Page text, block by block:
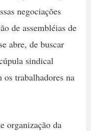
negociações
de assembléias de
abre, de buscar
sindical
os trabalhadores na
organização da